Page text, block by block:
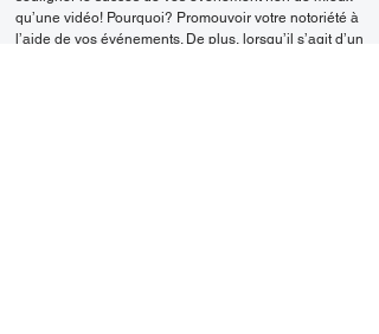
qu’une vidéo! Pourquoi? Promouvoir votre notoriété à
l’aide de vos événements. De plus, lorsqu’il s’agit d’un